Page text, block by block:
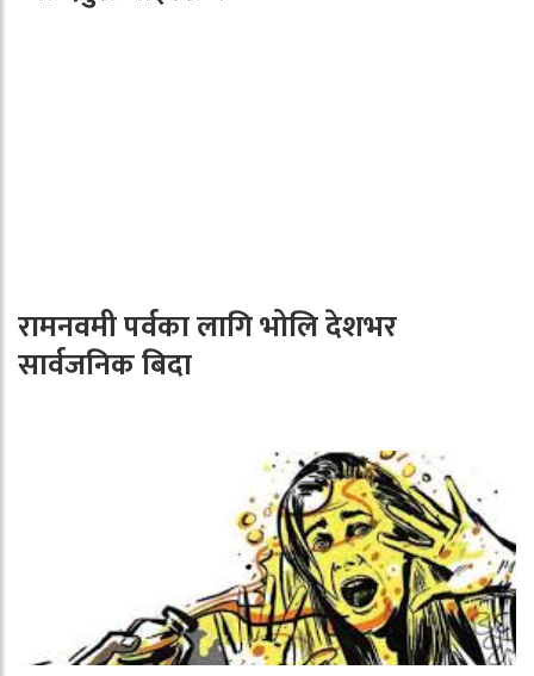
रामनवमी पर्वका लागि भोलि देशभर
सार्वजनिक बिदा